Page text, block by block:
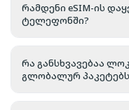
რამდენი eSIM-ის
ტელეფონში?
რა განსხვავებაა
გლობალურ